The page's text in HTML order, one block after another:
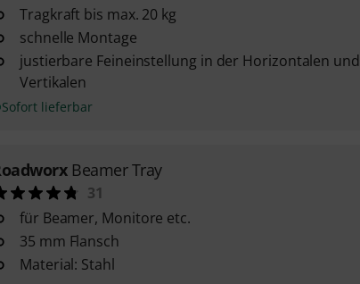
Tragkraft bis max. 20 kg
schnelle Montage
justierbare Feineinstellung in der Horizontalen und
Vertikalen
Sofort lieferbar
Beamer Tray
31
für Beamer, Monitore etc.
35 mm Flansch
Material: Stahl